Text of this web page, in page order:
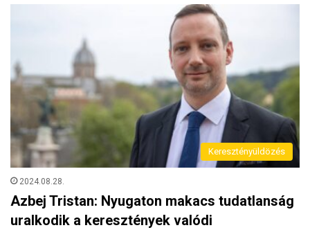
Keresztényüldözés
2024.08.28.
Azbej Tristan: Nyugaton makacs tudatlanság
uralkodik a keresztények valódi